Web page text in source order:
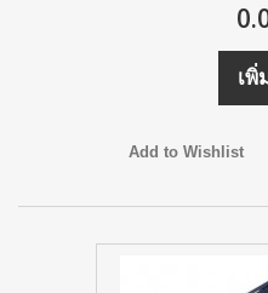
เพิ่
Add to Wishlist